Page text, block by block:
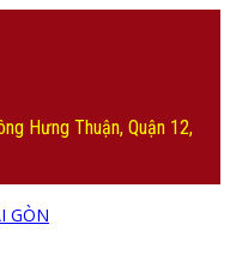
Hưng Thuận, Quận 12,